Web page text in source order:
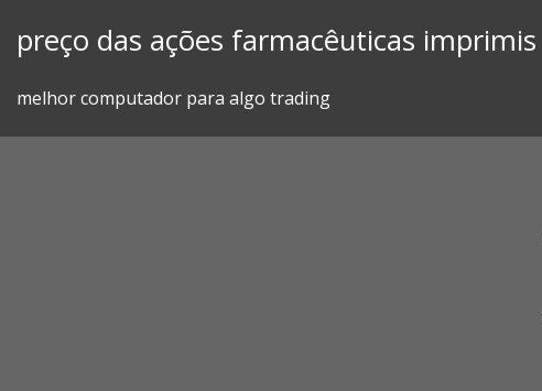
preço das ações farmacêuticas imprimis
melhor computador para algo trading